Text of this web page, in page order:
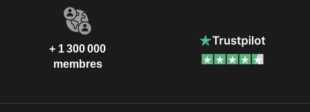
+ 1 300 000
membres